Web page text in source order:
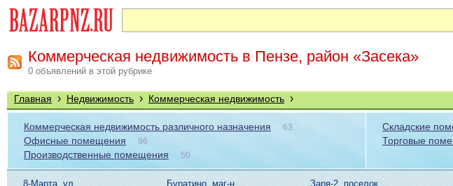
Коммерческая недвижимость в Пензе, район «Засека»
0 объявлений в этой рубрике
Главная › Недвижимость › Коммерческая недвижимость ›
Коммерческая недвижимость различного назначения 63
Офисные помещения 96
Производственные помещения 50
Складские
Торговые
8-Марта, ул.
Буратино, маг-н
Заря-2, поселок